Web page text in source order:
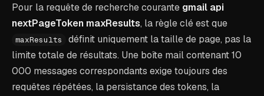
Pour la requête de recherche courante gmail api
nextPageToken maxResults, la règle clé est que
maxResults
définit uniquement la taille de page, pas la
limite totale de résultats. Une boîte mail contenant 10
000 messages correspondants exige toujours des
requêtes répétées, la persistance des tokens, la